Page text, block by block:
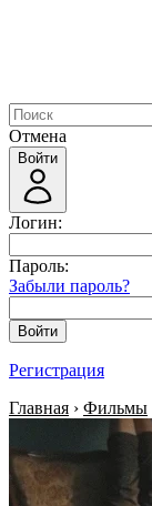
Отмена
Войти
Логин:
Пароль:
Забыли пароль?
Войти
Регистрация
Главная › Фильмы